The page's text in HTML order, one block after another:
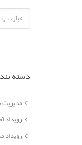
دسته
مدیریت
رویداد
رویداد